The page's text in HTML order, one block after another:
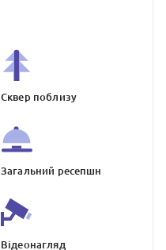
Сквер поблизу
Загальний ресепшн
Відеонагляд